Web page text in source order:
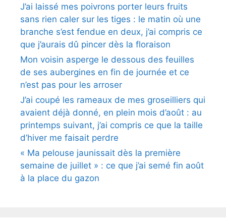
J’ai laissé mes poivrons porter leurs fruits
sans rien caler sur les tiges : le matin où une
branche s’est fendue en deux, j’ai compris ce
que j’aurais dû pincer dès la floraison
Mon voisin asperge le dessous des feuilles
de ses aubergines en fin de journée et ce
n’est pas pour les arroser
J’ai coupé les rameaux de mes groseilliers qui
avaient déjà donné, en plein mois d’août : au
printemps suivant, j’ai compris ce que la taille
d’hiver me faisait perdre
« Ma pelouse jaunissait dès la première
semaine de juillet » : ce que j’ai semé fin août
à la place du gazon